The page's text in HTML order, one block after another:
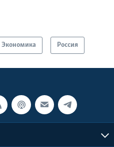
Экономика Россия